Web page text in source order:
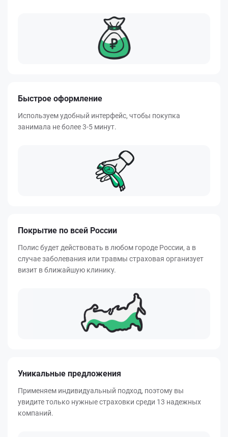
Быстрое оформление
Используем удобный интерфейс, чтобы покупка
занимала не более 3-5 минут.
Покрытие по всей России
Полис будет действовать в любом городе России, а в
случае заболевания или травмы страховая организует
визит в ближайшую клинику.
Уникальные предложения
Применяем индивидуальный подход, поэтому вы
увидите только нужные страховки среди 13 надежных
компаний.